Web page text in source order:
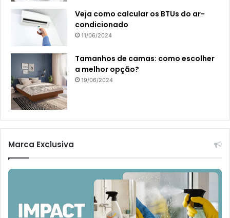
Veja como calcular os BTUs do ar-
condicionado
11/06/2024
Tamanhos de camas: como escolher
a melhor opção?
19/06/2024
Marca Exclusiva